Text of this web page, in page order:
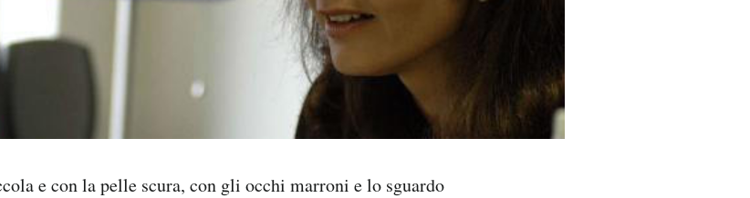
e con la pelle scura, con gli occhi marroni e lo sguardo